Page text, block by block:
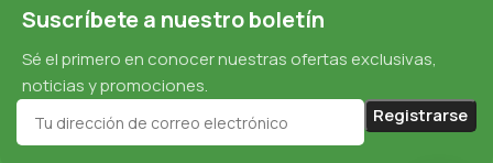
Suscríbete a nuestro boletín
Sé el primero en conocer nuestras ofertas exclusivas,
noticias y promociones.